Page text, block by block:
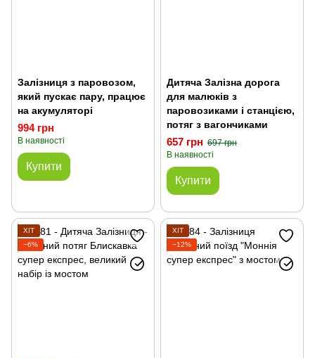
Залізниця з паровозом,
який пускає пару, працює
на акумуляторі
994 грн
В наявності
Купити
Дитяча Залізна дорога
для малюків з
паровозиками і станцією,
потяг з вагончиками
657 грн 697 грн
В наявності
Купити
ХІТ
−6%
ХІТ
−12%